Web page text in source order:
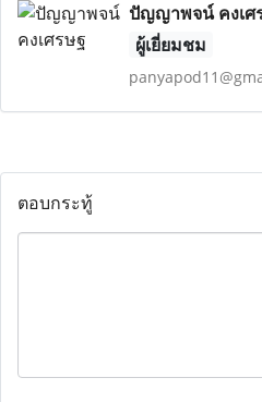
ปัญญาพจน์ คงเศ
ผู้เยี่ยมชม
ตอบกระทู้